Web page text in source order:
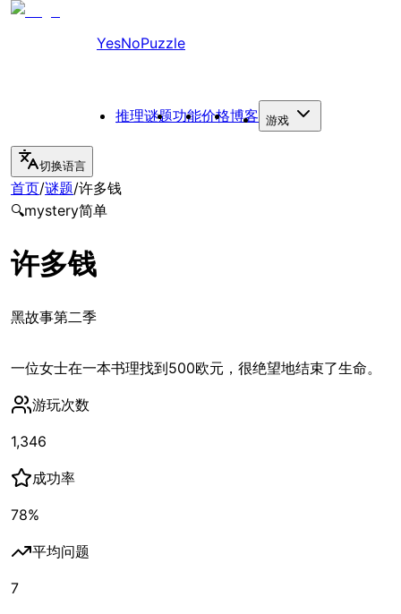
YesNoPuzzle
推理谜题功能价格博客 游戏
切换语言
首页/谜题/许多钱
🔍mystery简单
许多钱
黑故事第二季
一位女士在一本书理找到500欧元，很绝望地结束了生命。
游玩次数
1,346
成功率
78%
平均问题
7